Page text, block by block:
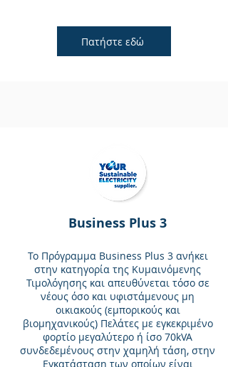
Πατήστε εδώ
Business Plus 3
Το Πρόγραμμα Business Plus 3 ανήκει
στην κατηγορία της Κυμαινόμενης
Τιμολόγησης και απευθύνεται τόσο σε
νέους όσο και υφιστάμενους μη
οικιακούς (εμπορικούς και
βιομηχανικούς) Πελάτες με εγκεκριμένο
φορτίο μεγαλύτερο ή ίσο 70kVA
συνδεδεμένους στην χαμηλή τάση, στην
Εγκατάσταση των οποίων είναι